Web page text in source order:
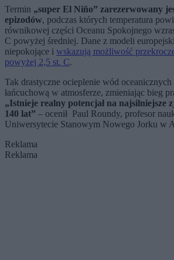
Termin „super El Niño” zarezerwowany
epizodów, podczas których temperatura
równikowej części Oceanu Spokojnego
C powyżej średniej. Dane z modeli
niepokojące i wskazują możliwość
powyżej 2,5 st. C.
Tak drastyczne ocieplenie wód oceanicznych
łańcuchową w atmosferze, zmieniając bieg
„Istnieje realny potencjał na najsilniejsze
140 lat” – ocenił Paul Roundy, profesor
Uniwersytecie Stanowym Nowego Jorku w
Reklama
Reklama